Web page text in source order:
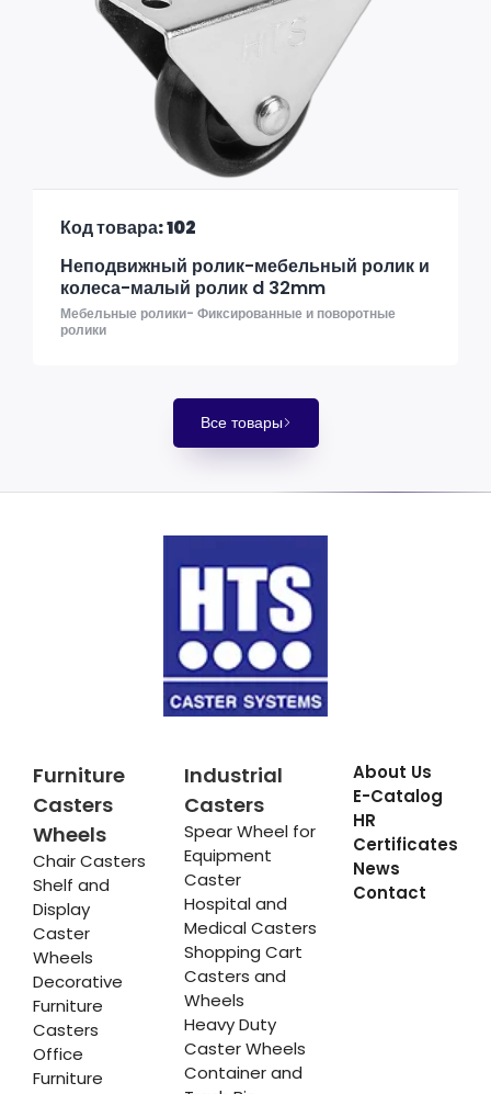
Код товара: 102
Неподвижный ролик-мебельный ролик и
колеса-малый ролик d 32mm
Мебельные ролики- Фиксированные и поворотные
ролики
Все товары
Furniture
Casters
Wheels
Chair Casters
Shelf and
Display
Caster
Wheels
Decorative
Furniture
Casters
Office
Furniture
Industrial
Casters
Spear Wheel for
Equipment
Caster
Hospital and
Medical Casters
Shopping Cart
Casters and
Wheels
Heavy Duty
Caster Wheels
Container and
About Us
E-Catalog
HR
Certificates
News
Contact